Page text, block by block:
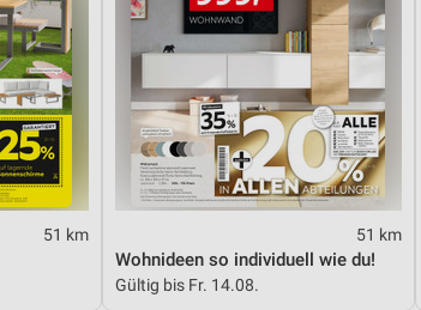
51 km 51 km
Wohnideen so individuell wie du!
Gültig bis Fr. 14.08.